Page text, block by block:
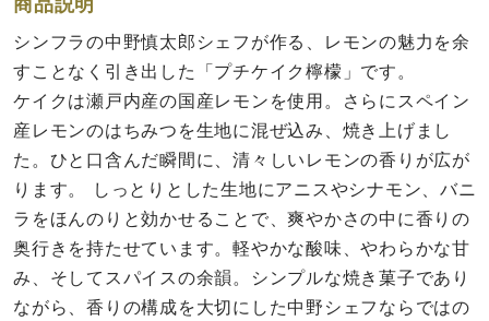
シンフラの中野慎太郎シェフが作る、レモンの魅力を余
すことなく引き出した「プチケイク檸檬」です。
ケイクは瀬戸内産の国産レモンを使用。さらにスペイン
産レモンのはちみつを生地に混ぜ込み、焼き上げまし
た。ひと口含んだ瞬間に、清々しいレモンの香りが広が
ります。 しっとりとした生地にアニスやシナモン、バニ
ラをほんのりと効かせることで、爽やかさの中に香りの
奥行きを持たせています。軽やかな酸味、やわらかな甘
み、そしてスパイスの余韻。シンプルな焼き菓子であり
ながら、香りの構成を大切にした中野シェフならではの